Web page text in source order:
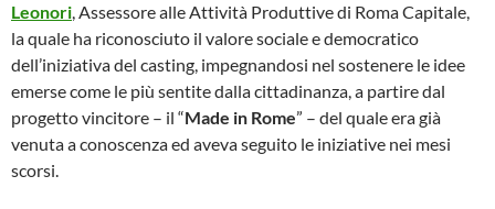
Leonori, Assessore alle Attività Produttive di Roma Capitale,
la quale ha riconosciuto il valore sociale e democratico
dell’iniziativa del casting, impegnandosi nel sostenere le idee
emerse come le più sentite dalla cittadinanza, a partire dal
progetto vincitore – il “Made in Rome” – del quale era già
venuta a conoscenza ed aveva seguito le iniziative nei mesi
scorsi.